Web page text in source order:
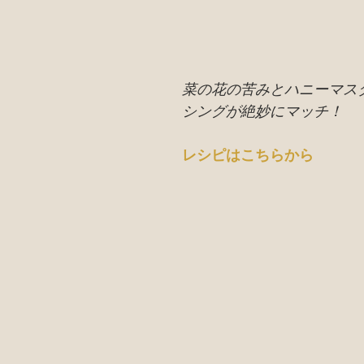
菜の花の苦みとハニーマス
シングが絶妙にマッチ！
レシピはこちらから